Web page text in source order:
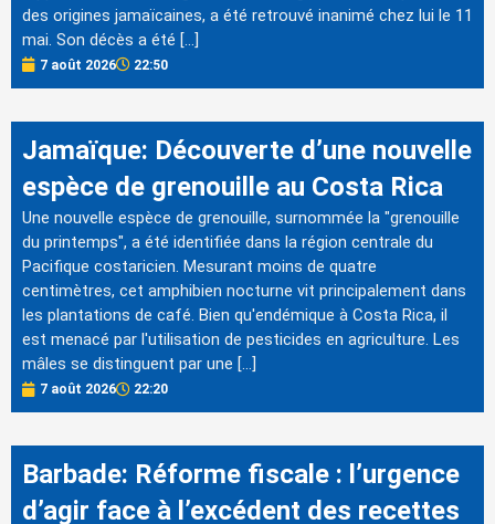
des origines jamaïcaines, a été retrouvé inanimé chez lui le 11
mai. Son décès a été […]
7 août 2026 22:50
Jamaïque: Découverte d’une nouvelle
espèce de grenouille au Costa Rica
Une nouvelle espèce de grenouille, surnommée la "grenouille
du printemps", a été identifiée dans la région centrale du
Pacifique costaricien. Mesurant moins de quatre
centimètres, cet amphibien nocturne vit principalement dans
les plantations de café. Bien qu'endémique à Costa Rica, il
est menacé par l'utilisation de pesticides en agriculture. Les
mâles se distinguent par une […]
7 août 2026 22:20
Barbade: Réforme fiscale : l’urgence
d’agir face à l’excédent des recettes